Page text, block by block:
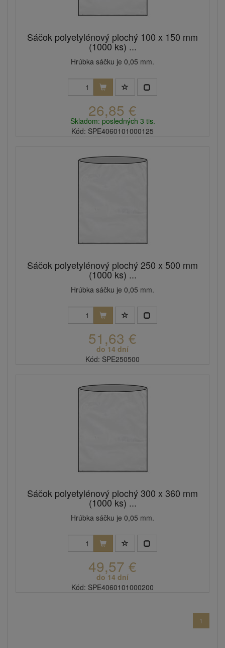
Sáčok polyetylénový plochý 100 x 150 mm
(1000 ks) ...
Hrúbka sáčku je 0,05 mm.
26,85 €
Skladom: posledných 3 tis.
Kód: SPE4060101000125
Sáčok polyetylénový plochý 250 x 500 mm
(1000 ks) ...
Hrúbka sáčku je 0,05 mm.
51,63 €
do 14 dní
Kód: SPE250500
Sáčok polyetylénový plochý 300 x 360 mm
(1000 ks) ...
Hrúbka sáčku je 0,05 mm.
49,57 €
do 14 dní
Kód: SPE4060101000200
1